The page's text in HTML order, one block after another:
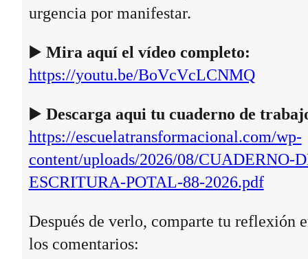
urgencia por manifestar.
▶️ Mira aquí el vídeo completo:
https://youtu.be/BoVcVcLCNMQ
▶️ Descarga aqui tu cuaderno de
https://escuelatransformacional.com/wp-
content/uploads/2026/08/CUADERNO-
ESCRITURA-POTAL-88-2026.pdf
Después de verlo, comparte tu reflexión
los comentarios: